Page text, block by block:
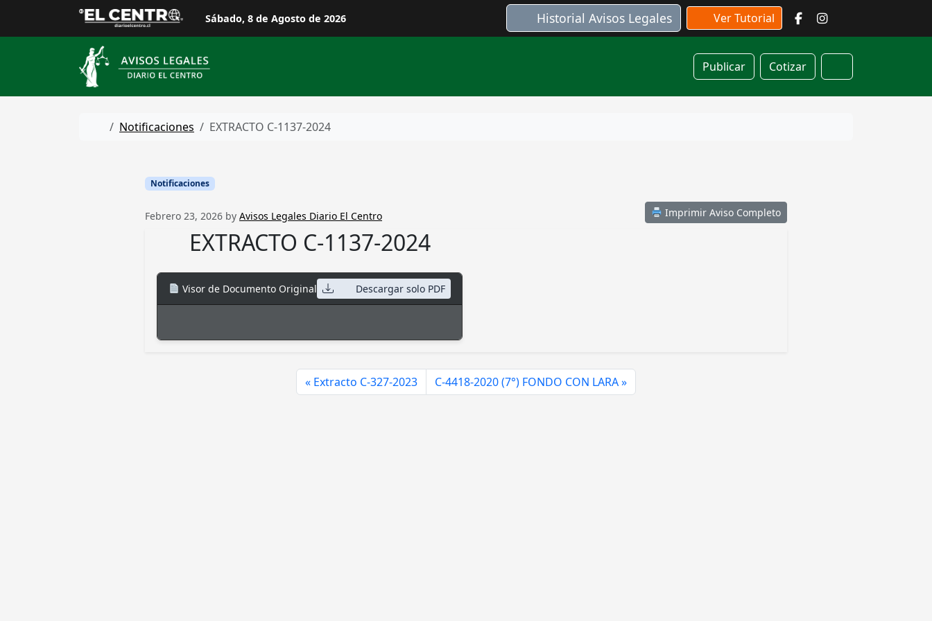
Sábado, 8 de Agosto de 2026 Historial Avisos Legales Ver Tutorial
Publicar Cotizar
Cart
Home
Notificaciones EXTRACTO C-1137-2024
Notificaciones
Febrero 23, 2026 by Avisos Legales Diario El Centro Imprimir Aviso Completo
EXTRACTO C-1137-2024
Visor de Documento Original Descargar solo PDF
Extracto C-327-2023 C-4418-2020 (7°) FONDO CON LARA